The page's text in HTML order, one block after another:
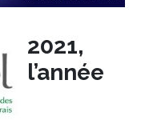
2021,
l’année